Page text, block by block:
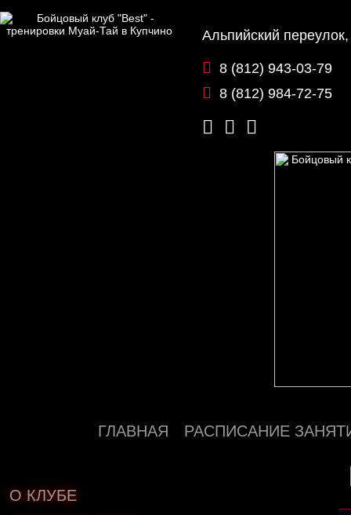
Альпийский
8 (812) 943-03-79
8 (812) 984-72-75
ГЛАВНАЯ РАСПИСАНИЕ
О КЛУБЕ